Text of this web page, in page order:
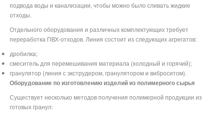
подвода воды и канализации, чтобы можно было сливать жидкие
отходы.
Отдельного оборудования и различных комплектующих требует
переработка ПВХ-отходов. Линия состоит из следующих агрегатов:
дробилка;
смеситель для перемешивания материала (холодный и горячий);
гранулятор (линия с экструдером, гранулятором и виброситом).
Оборудование по изготовлению изделий из полимерного сырья
Существует несколько методов получения полимерной продукции из
готовых гранул: